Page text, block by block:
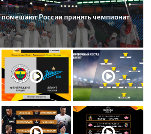
помешают России принять чемпионат